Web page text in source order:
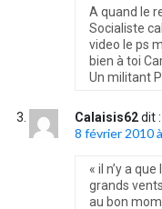
A quand le
Socialiste
video le ps
bien à toi
Un militant
Calaisis62 dit :
8 février 2010
« il n’y a
grands
au bon